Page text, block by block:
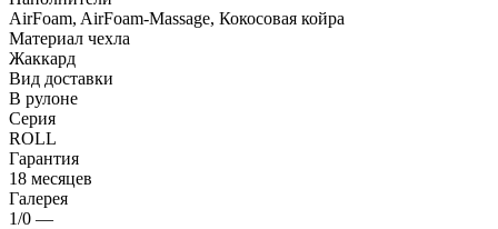
AirFoam, AirFoam-Massage, Кокосовая койра
Материал чехла
Жаккард
Вид доставки
В рулоне
Серия
ROLL
Гарантия
18 месяцев
Галерея
1/0 —